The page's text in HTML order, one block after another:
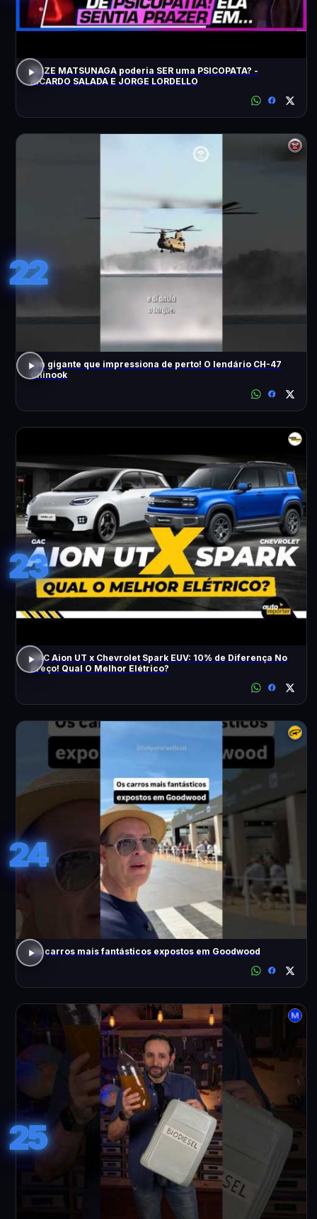
ELIZE MATSUNAGA poderia SER uma PSICOPATA? -
RICARDO SALADA E JORGE LORDELLO
22
Um gigante que impressiona de perto! O lendário CH-47
Chinook
23
GAC Aion UT x Chevrolet Spark EUV: 10% de Diferença No
Preço! Qual O Melhor Elétrico?
24
Os carros mais fantásticos expostos em Goodwood
25